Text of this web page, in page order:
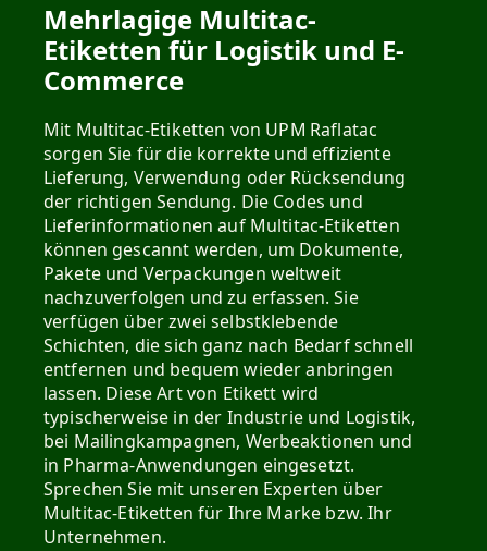
Mehrlagige Multitac-
Etiketten für Logistik und E-
Commerce
Mit Multitac-Etiketten von UPM Raflatac
sorgen Sie für die korrekte und effiziente
Lieferung, Verwendung oder Rücksendung
der richtigen Sendung. Die Codes und
Lieferinformationen auf Multitac-Etiketten
können gescannt werden, um Dokumente,
Pakete und Verpackungen weltweit
nachzuverfolgen und zu erfassen. Sie
verfügen über zwei selbstklebende
Schichten, die sich ganz nach Bedarf schnell
entfernen und bequem wieder anbringen
lassen. Diese Art von Etikett wird
typischerweise in der Industrie und Logistik,
bei Mailingkampagnen, Werbeaktionen und
in Pharma-Anwendungen eingesetzt.
Sprechen Sie mit unseren Experten über
Multitac-Etiketten für Ihre Marke bzw. Ihr
Unternehmen.